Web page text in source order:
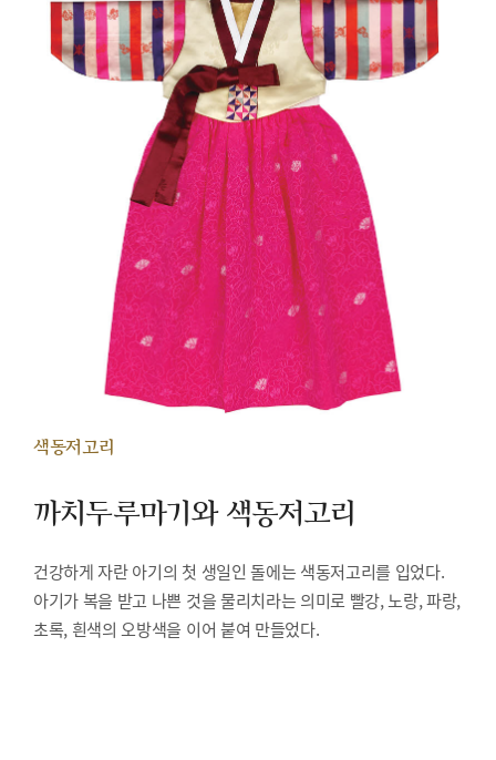
색동저고리
까치두루마기와 색동저고리
건강하게 자란 아기의 첫 생일인 돌에는 색동저고리를 입었다.
아기가 복을 받고 나쁜 것을 물리치라는 의미로 빨강, 노랑, 파랑,
초록, 흰색의 오방색을 이어 붙여 만들었다.